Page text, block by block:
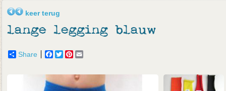
keer terug
lange legging blauw
Share Facebook
TwitterPinterest